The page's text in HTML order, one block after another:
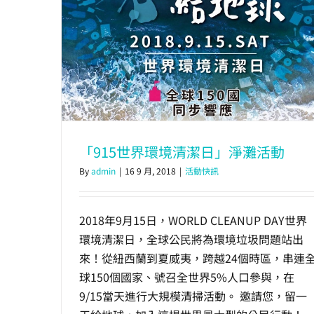
「915世界環境清潔日」淨灘活動
Byadmin | 16 9 月, 2018 | 活動快訊
2018年9月15日，WORLD CLEANUP DAY世界
環境清潔日，全球公民將為環境垃圾問題站出
來！從紐西蘭到夏威夷，跨越24個時區，串連
球150個國家、號召全世界5%人口參與，在
9/15當天進行大規模清掃活動。 邀請您，留一